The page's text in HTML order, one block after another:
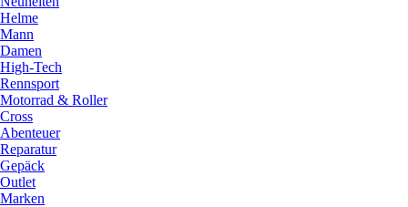
Helme
Mann
Damen
High-Tech
Rennsport
Motorrad & Roller
Cross
Abenteuer
Reparatur
Gepäck
Outlet
Marken